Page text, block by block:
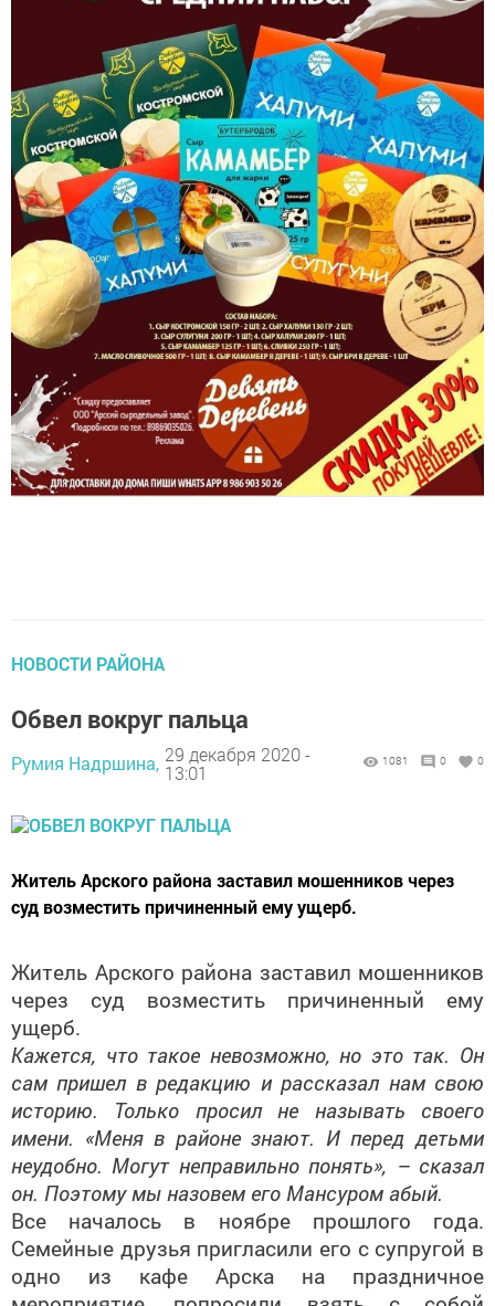
НОВОСТИ РАЙОНА
Обвел вокруг пальца
Румия Надршина, 29 декабря 2020 -
13:01
Житель Арского района заставил мошенников через
суд возместить причиненный ему ущерб.
Житель Арского района заставил мошенников
через суд возместить причиненный ему
ущерб.
Кажется, что такое невозможно, но это так. Он
сам пришел в редакцию и рассказал нам свою
историю. Только просил не называть своего
имени. «Меня в районе знают. И перед детьми
неудобно. Могут неправильно понять», – сказал
он. Поэтому мы назовем его Мансуром абый.
Все началось в ноябре прошлого года.
Семейные друзья пригласили его с супругой в
одно из кафе Арска на праздничное
мероприятие, попросили взять с собой